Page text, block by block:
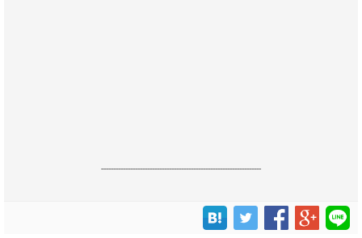
------------------------------------------------------------------